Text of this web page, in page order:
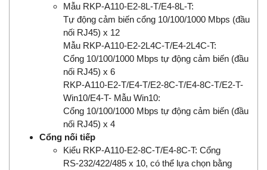
Mẫu RKP-A110-E2-8L-T/E4-8L-T:
Tự động cảm biến cổng 10/100/1000 Mbps (đầu
nối RJ45) x 12
Mẫu RKP-A110-E2-2L4C-T/E4-2L4C-T:
Cổng 10/100/1000 Mbps tự động cảm biến (đầu
nối RJ45) x 6
RKP-A110-E2-T/E4-T/E2-8C-T/E4-8C-T/E2-T-
Win10/E4-T- Mẫu Win10:
Cổng 10/100/1000 Mbps tự động cảm biến (đầu
nối RJ45) x 4
Cổng nối tiếp
Kiểu RKP-A110-E2-8C-T/E4-8C-T: Cổng
RS-232/422/485 x 10, có thể lựa chọn bằng